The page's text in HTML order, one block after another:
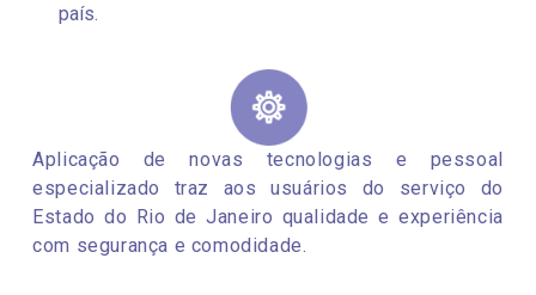
país.
Aplicação de novas tecnologias e pessoal
especializado traz aos usuários do serviço do
Estado do Rio de Janeiro qualidade e experiência
com segurança e comodidade.